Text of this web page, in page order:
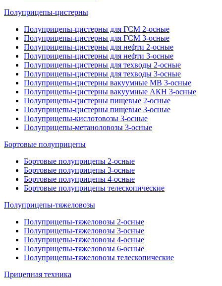
Полуприцепы-цистерны
Полуприцепы-цистерны для ГСМ 2-осные
Полуприцепы-цистерны для ГСМ 3-осные
Полуприцепы-цистерны для нефти 2-осные
Полуприцепы-цистерны для нефти 3-осные
Полуприцепы-цистерны для техводы 2-осные
Полуприцепы-цистерны для техводы 3-осные
Полуприцепы-цистерны вакуумные МВ 3-осные
Полуприцепы-цистерны вакуумные АКН 3-осные
Полуприцепы-цистерны пищевые 2-осные
Полуприцепы-цистерны пищевые 3-осные
Полуприцепы-кислотовозы 3-осные
Полуприцепы-метаноловозы 3-осные
Бортовые полуприцепы
Бортовые полуприцепы 2-осные
Бортовые полуприцепы 3-осные
Бортовые полуприцепы 4-осные
Бортовые полуприцепы телескопические
Полуприцепы-тяжеловозы
Полуприцепы-тяжеловозы 2-осные
Полуприцепы-тяжеловозы 3-осные
Полуприцепы-тяжеловозы 4-осные
Полуприцепы-тяжеловозы 6-осные
Полуприцепы-тяжеловозы телескопические
Прицепная техника